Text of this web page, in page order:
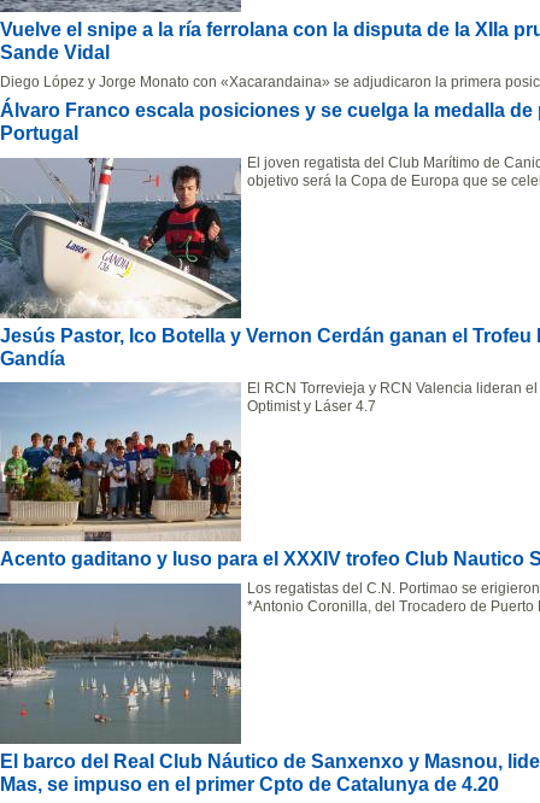
Vuelve el snipe a la ría ferrolana con la disputa de la XIIa
Sande Vidal
Diego López y Jorge Monato con «Xacarandaina» se adjudicaron la primera
Álvaro Franco escala posiciones y se cuelga la medalla de
Portugal
El joven regatista del Club Marítimo de
objetivo será la Copa de Europa que se
Jesús Pastor, Ico Botella y Vernon Cerdán ganan el Trofeu
Gandía
El RCN Torrevieja y RCN Valencia lideran
Optimist y Láser 4.7
Acento gaditano y luso para el XXXIV trofeo Club Nautico
Los regatistas del C.N. Portimao se
*Antonio Coronilla, del Trocadero de
El barco del Real Club Náutico de Sanxenxo y Masnou,
Mas, se impuso en el primer Cpto de Catalunya de 4.20